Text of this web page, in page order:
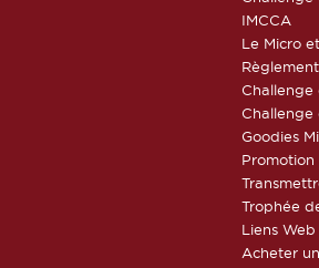
IMCCA
Le Micro
Challenge
Challenge
Goodies
Trophée
Liens Web
Acheter